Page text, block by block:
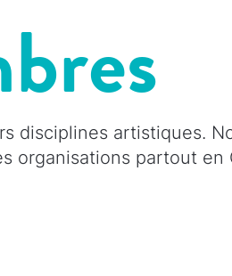
disciplines artistiques.
organisations partout en